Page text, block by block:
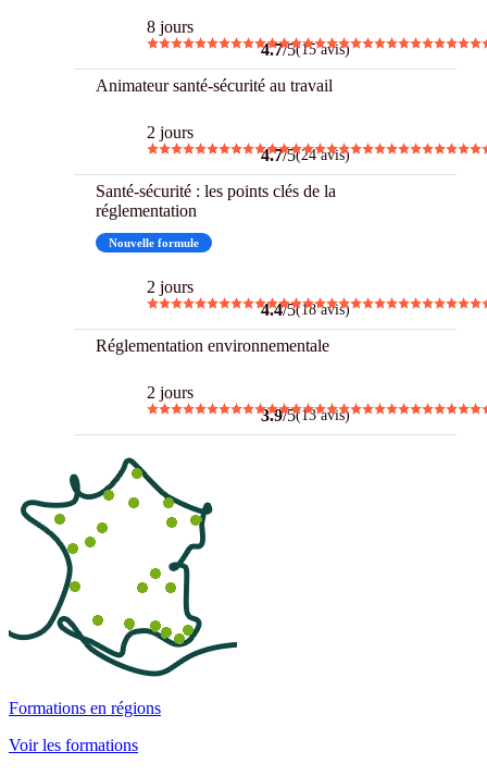
8 jours
4.7/5(15 avis)
Animateur santé-sécurité au travail
2 jours
4.7/5(24 avis)
Santé-sécurité : les points clés de la
réglementation
Nouvelle formule
2 jours
4.4/5(18 avis)
Réglementation environnementale
2 jours
3.9/5(13 avis)
Formations en régions
Voir les formations